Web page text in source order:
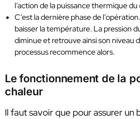
l’action de la puissance thermique
C’est la dernière phase de
baisser la température. La pression
diminue et retrouve ainsi son niveau
processus recommence alors.
Le fonctionnement de la
chaleur
Il faut savoir que pour assurer un